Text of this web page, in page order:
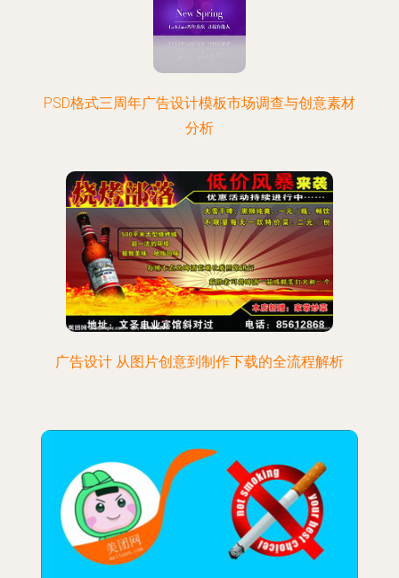
PSD格式三周年广告设计模板市场调查与创意素材
分析
广告设计 从图片创意到制作下载的全流程解析